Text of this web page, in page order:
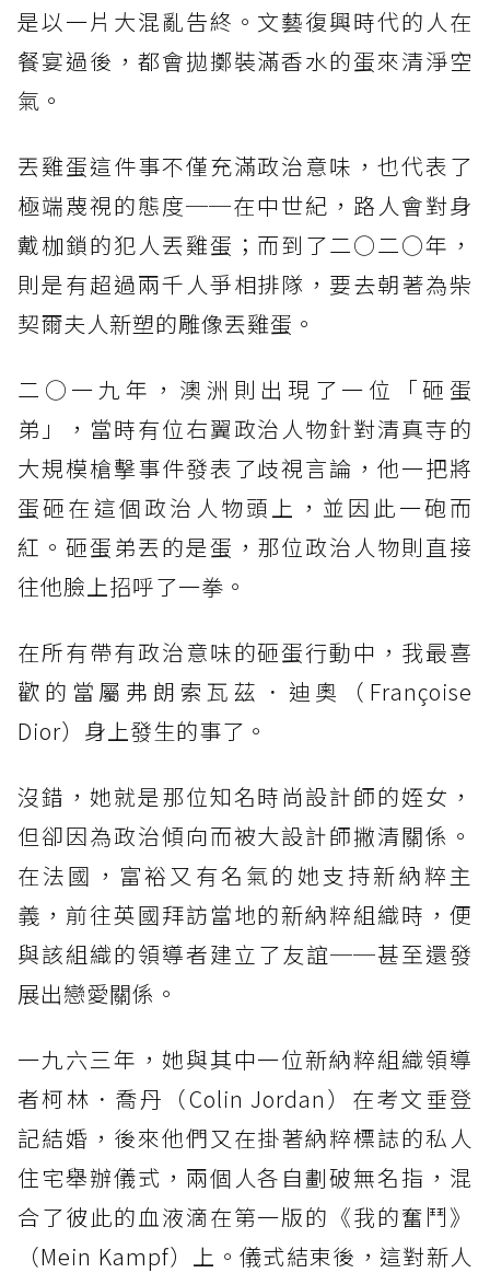
是以一片大混亂告終。文藝復興時代的人在
餐宴過後，都會拋擲裝滿香水的蛋來清淨空
氣。
丟雞蛋這件事不僅充滿政治意味，也代表了
極端蔑視的態度──在中世紀，路人會對身
戴枷鎖的犯人丟雞蛋；而到了二○二○年，
則是有超過兩千人爭相排隊，要去朝著為柴
契爾夫人新塑的雕像丟雞蛋。
二○一九年，澳洲則出現了一位「砸蛋
弟」，當時有位右翼政治人物針對清真寺的
大規模槍擊事件發表了歧視言論，他一把將
蛋砸在這個政治人物頭上，並因此一砲而
紅。砸蛋弟丟的是蛋，那位政治人物則直接
往他臉上招呼了一拳。
在所有帶有政治意味的砸蛋行動中，我最喜
歡的當屬弗朗索瓦茲．迪奧（Françoise
Dior）身上發生的事了。
沒錯，她就是那位知名時尚設計師的姪女，
但卻因為政治傾向而被大設計師撇清關係。
在法國，富裕又有名氣的她支持新納粹主
義，前往英國拜訪當地的新納粹組織時，便
與該組織的領導者建立了友誼──甚至還發
展出戀愛關係。
一九六三年，她與其中一位新納粹組織領導
者柯林．喬丹（Colin Jordan）在考文垂登
記結婚，後來他們又在掛著納粹標誌的私人
住宅舉辦儀式，兩個人各自劃破無名指，混
合了彼此的血液滴在第一版的《我的奮鬥》
（Mein Kampf）上。儀式結束後，這對新人